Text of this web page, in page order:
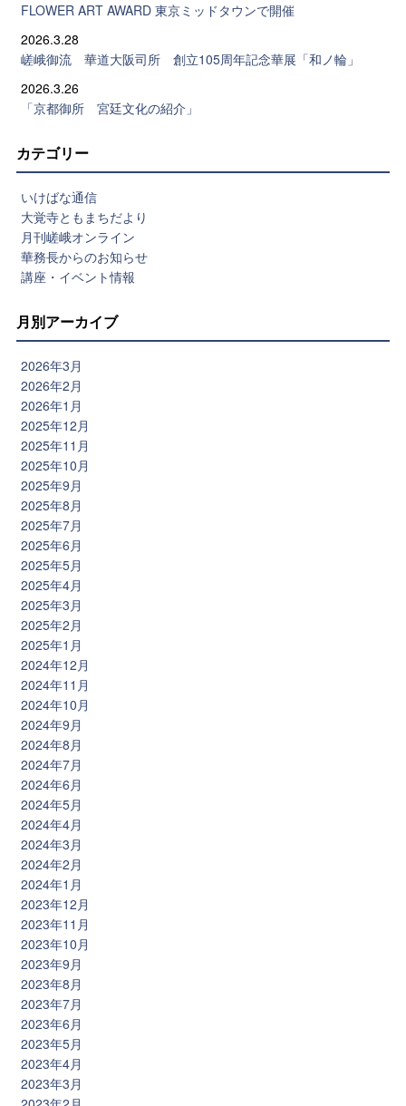
FLOWER ART AWARD 東京ミッドタウンで開催
2026.3.28
嵯峨御流 華道大阪司所 創立105周年記念華展「和ノ輪」
2026.3.26
「京都御所 宮廷文化の紹介」
カテゴリー
いけばな通信
大覚寺ともまちだより
月刊嵯峨オンライン
華務長からのお知らせ
講座・イベント情報
月別アーカイブ
2026年3月
2026年2月
2026年1月
2025年12月
2025年11月
2025年10月
2025年9月
2025年8月
2025年7月
2025年6月
2025年5月
2025年4月
2025年3月
2025年2月
2025年1月
2024年12月
2024年11月
2024年10月
2024年9月
2024年8月
2024年7月
2024年6月
2024年5月
2024年4月
2024年3月
2024年2月
2024年1月
2023年12月
2023年11月
2023年10月
2023年9月
2023年8月
2023年7月
2023年6月
2023年5月
2023年4月
2023年3月